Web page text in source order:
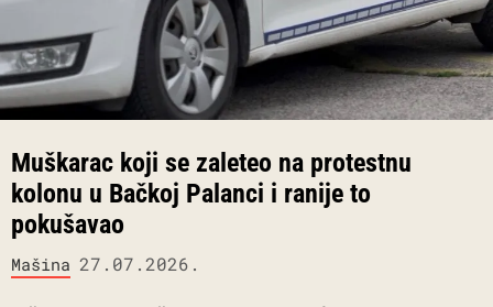
Muškarac koji se zaleteo na protestnu
kolonu u Bačkoj Palanci i ranije to
pokušavao
Mašina 27.07.2026.